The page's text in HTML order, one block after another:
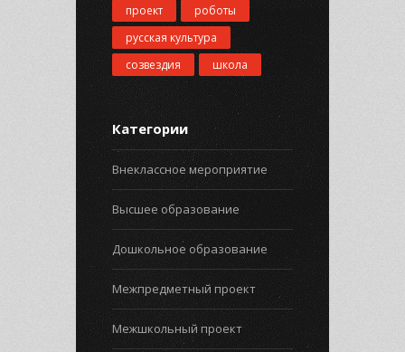
проект
роботы
русская культура
созвездия
школа
Категории
Внеклассное мероприятие
Высшее образование
Дошкольное образование
Межпредметный проект
Межшкольный проект